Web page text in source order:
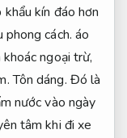
kín đáo hơn
phong cách. áo
ngoại trừ,
Tôn dáng. Đó là
nước vào ngày
tâm khi đi xe